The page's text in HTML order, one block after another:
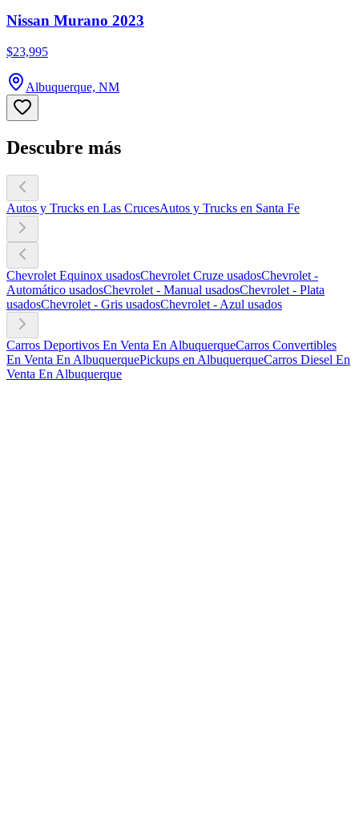
Nissan Murano 2023
$23,995
Albuquerque, NM
Descubre más
Autos y Trucks en Las CrucesAutos y Trucks en Santa Fe
Chevrolet Equinox usadosChevrolet Cruze usadosChevrolet -
Automático usadosChevrolet - Manual usadosChevrolet - Plata
usadosChevrolet - Gris usadosChevrolet - Azul usados
Carros Deportivos En Venta En AlbuquerqueCarros Convertibles
En Venta En AlbuquerquePickups en AlbuquerqueCarros Diesel En
Venta En Albuquerque